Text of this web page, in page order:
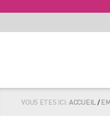
VOUS ETES ICI: ACCUEIL/